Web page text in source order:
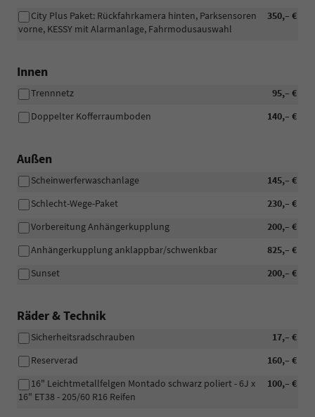
350,– €
City Plus Paket: Rückfahrkamera hinten, Parksensoren
vorne, KESSY mit Alarmanlage, Fahrmodusauswahl
Innen
95,– €
Trennnetz
140,– €
Doppelter Kofferraumboden
Außen
145,– €
Scheinwerferwaschanlage
230,– €
Schlecht-Wege-Paket
200,– €
Vorbereitung Anhängerkupplung
825,– €
Anhängerkupplung anklappbar/schwenkbar
200,– €
Sunset
Räder & Technik
17,– €
Sicherheitsradschrauben
160,– €
Reserverad
100,– €
16" Leichtmetallfelgen Montado schwarz poliert - 6J x
16" ET38 - 205/60 R16 Reifen